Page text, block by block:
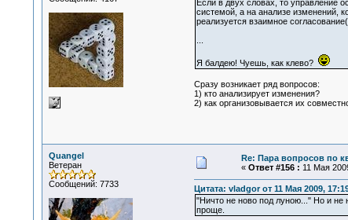
Если в двух словах, то управление
системой, а на анализе изменений,
реализуется взаимное
Я балдею! Чуешь, как клево?
Сразу возникает ряд вопросов:
1) кто анализирует изменения?
2) как организовывается их
Quangel
Ветеран
Сообщений: 7733
Re: Пара вопросов по
« Ответ #156 : 11 Мая
Цитата: vladgor от 11 Мая 2009,
"Ничто не ново под луною..." Но и не
проще.